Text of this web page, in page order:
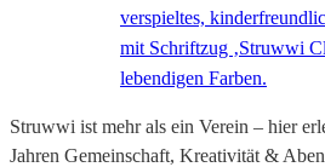
Struwwi ist mehr als ein Verein – hier
Jahren Gemeinschaft, Kreativität &